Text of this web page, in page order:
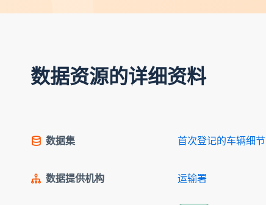
数据资源的详细资料
数据集 首次登记的车辆细节
数据提供机构 运输署